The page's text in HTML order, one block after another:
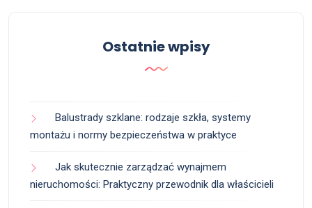
Ostatnie wpisy
Balustrady szklane: rodzaje szkła, systemy
montażu i normy bezpieczeństwa w praktyce
Jak skutecznie zarządzać wynajmem
nieruchomości: Praktyczny przewodnik dla właścicieli